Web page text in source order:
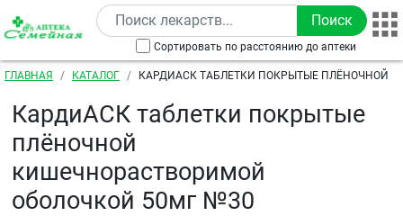
Перейти к основному содержанию
Сортировать по расстоянию до аптеки
Строка навигации
ГЛАВНАЯ КАТАЛОГ
КАРДИАСК ТАБЛЕТКИ ПОКРЫТЫЕ ПЛЁНОЧНОЙ
КардиАСК таблетки покрытые
плёночной
кишечнорастворимой
оболочкой 50мг №30